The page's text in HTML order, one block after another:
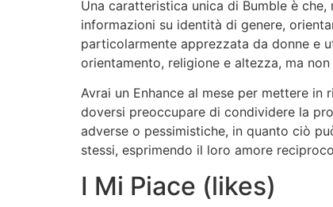
Una caratteristica unica di Bumble è
informazioni su identità di genere,
particolarmente apprezzata da donne e
orientamento, religione e altezza, ma
Avrai un Enhance al mese per mettere
doversi preoccupare di condividere la
adverse o pessimistiche, in quanto ciò
stessi, esprimendo il loro amore
I Mi Piace (likes)